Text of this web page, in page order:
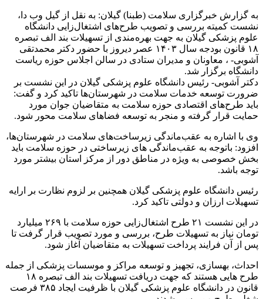
به گزارش خبرگزاری سلامت (طبنا) گیلان: به نقل از گیل وب دا،
نشست کمیته بررسی و تصویب طرح‌های اشتغال‌زایی دانشگاه
علوم پزشکی گیلان به جهت بهره‌مندی از تسهیلات بند الف تبصره
۱۸ قانون بودجه سال ۱۴۰۳ عصر دیروز با حضور دکتر محمدتقی
آشوبی- ، معاونان و مدیران ستادی در سالن اجلاس حوزه ریاست
دانشگاه برگزار شد.
دکتر آشوبی- رئیس دانشگاه علوم پزشکی گیلان در این نشست بر
ضرورت توسعه خدمات سلامت در شهرستان‌ها تاکید کرد و گفت:
باید طرح‌های اقتصادی حوزه سلامت به متقاضیان جوان مورد
حمایت قرار گرفته و منجر به توسعه فضاهای سلامت محور شود.
وی با اشاره به عقب‌ماندگی زیرساخت‌های سلامت در شهرستان‌ها،
افزود: باتوجه به عقب‌ماندگی های زیرساختی در حوزه سلامت باید
بخش خصوصی به ویژه در مناطق دور از مرکز استان بیشتر مورد
توجه باشد.
رئیس دانشگاه علوم پزشکی گیلان همچنین بر لزوم نظارت بر ارایه
تسهیلات ارزان و دولتی تاکید کرد.
در این نشست ۲۱ طرح اشتغال‌زایی حوزه سلامت با ۲۶۹ میلیارد
تومان نیاز به تسهیلات طرح، بررسی و مورد تصویب قرار گرفت تا
پس از آن فرایند پرداخت تسهیلات به متقاضیان آغاز شود.
احداث، بهسازی، تجهیز و توسعه مراکز و موسسات پزشکی از جمله
طرح هایی هستند که جهت دریافت تسهیلات بند الف تبصره ۱۸
قانون در دانشگاه علوم پزشکی گیلان با ظرفیت ایجاد ۳۸۵ فرصت